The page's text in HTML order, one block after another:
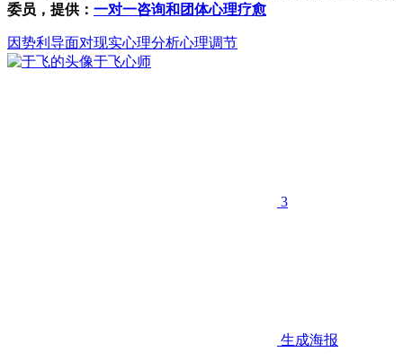
委员，提供： 一对一咨询和团体心理疗愈
因势利导面对现实心理分析心理调节
于飞心师
3
生成海报